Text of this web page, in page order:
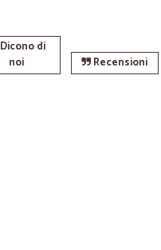
Dicono di
noi
Recensioni